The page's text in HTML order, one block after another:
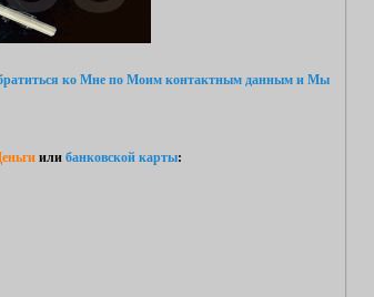
ко Мне по Моим контактным данным и Мы
или банковской карты: